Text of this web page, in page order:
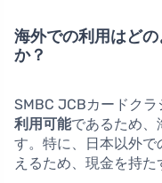
海外での利用はど
か？
SMBC JCBカードクラ
利用可能であるため、
す。特に、日本以外
えるため、現金を持た